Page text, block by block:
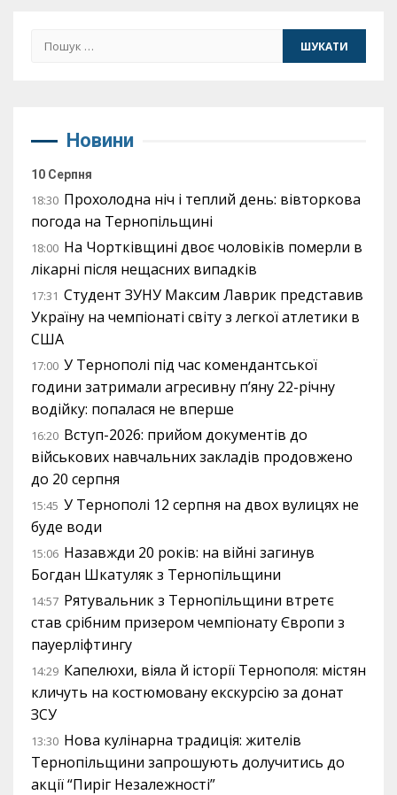
Пошук:
Новини
10 Серпня
18:30 Прохолодна ніч і теплий день: вівторкова
погода на Тернопільщині
18:00 На Чортківщині двоє чоловіків померли в
лікарні після нещасних випадків
17:31 Студент ЗУНУ Максим Лаврик представив
Україну на чемпіонаті світу з легкої атлетики в
США
17:00 У Тернополі під час комендантської
години затримали агресивну п’яну 22-річну
водійку: попалася не вперше
16:20 Вступ-2026: прийом документів до
військових навчальних закладів продовжено
до 20 серпня
15:45 У Тернополі 12 серпня на двох вулицях не
буде води
15:06 Назавжди 20 років: на війні загинув
Богдан Шкатуляк з Тернопільщини
14:57 Рятувальник з Тернопільщини втретє
став срібним призером чемпіонату Європи з
пауерліфтингу
14:29 Капелюхи, віяла й історії Тернополя: містян
кличуть на костюмовану екскурсію за донат
ЗСУ
13:30 Нова кулінарна традиція: жителів
Тернопільщини запрошують долучитись до
акції “Пиріг Незалежності”